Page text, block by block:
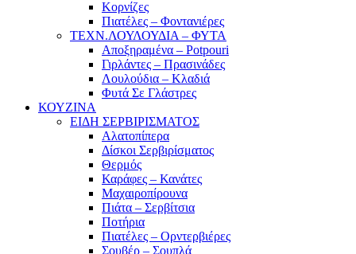
Κορνίζες
Πιατέλες – Φοντανιέρες
ΤΕΧΝ.ΛΟΥΛΟΥΔΙΑ – ΦΥΤΑ
Αποξηραμένα – Potpouri
Γιρλάντες – Πρασινάδες
Λουλούδια – Κλαδιά
Φυτά Σε Γλάστρες
ΚΟΥΖΙΝΑ
ΕΙΔΗ ΣΕΡΒΙΡΙΣΜΑΤΟΣ
Αλατοπίπερα
Δίσκοι Σερβιρίσματος
Θερμός
Καράφες – Κανάτες
Μαχαιροπίρουνα
Πιάτα – Σερβίτσια
Ποτήρια
Πιατέλες – Ορντερβιέρες
Σουβέρ – Σουπλά